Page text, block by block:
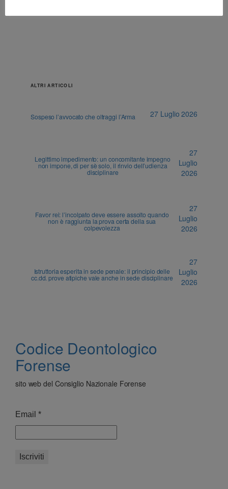
ALTRI ARTICOLI
Sospeso l’avvocato che oltraggi l’Arma 27 Luglio 2026
Legittimo impedimento: un concomitante impegno
non impone, di per sè solo, il rinvio dell’udienza
disciplinare
27
Luglio
2026
Favor rei: l’incolpato deve essere assolto quando
non è raggiunta la prova certa della sua
colpevolezza
27
Luglio
2026
Istruttoria esperita in sede penale: il principio delle
cc.dd. prove atipiche vale anche in sede disciplinare
27
Luglio
2026
Codice Deontologico
Forense
sito web del Consiglio Nazionale Forense
Email *